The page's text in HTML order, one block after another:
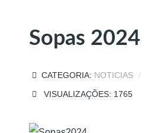
Sopas 2024
CATEGORIA: NOTICIAS
VISUALIZAÇÕES: 1765